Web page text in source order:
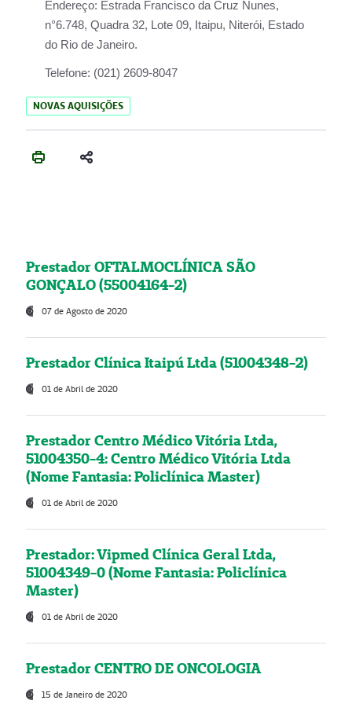
Endereço: Estrada Francisco da Cruz Nunes,
n°6.748, Quadra 32, Lote 09, Itaipu, Niterói, Estado
do Rio de Janeiro.
Telefone: (021) 2609-8047
NOVAS AQUISIÇÕES
Prestador OFTALMOCLÍNICA SÃO
GONÇALO (55004164-2)
07 de Agosto de 2020
Prestador Clínica Itaipú Ltda (51004348-2)
01 de Abril de 2020
Prestador Centro Médico Vitória Ltda,
51004350-4: Centro Médico Vitória Ltda
(Nome Fantasia: Policlínica Master)
01 de Abril de 2020
Prestador: Vipmed Clínica Geral Ltda,
51004349-0 (Nome Fantasia: Policlínica
Master)
01 de Abril de 2020
Prestador CENTRO DE ONCOLOGIA
15 de Janeiro de 2020